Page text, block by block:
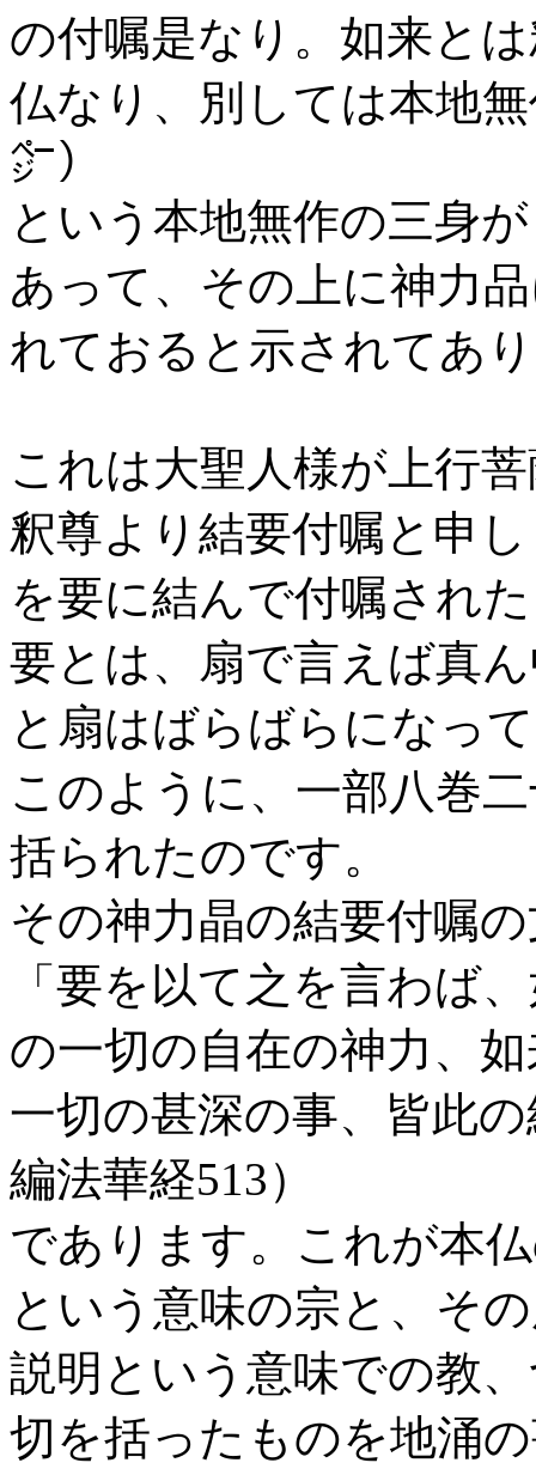
の付嘱是なり。如来と
仏なり、別しては本地
㌻）
という本地無作の三身
あって、その上に神力
れておると示されてあ
これは大聖人様が上行
釈尊より結要付嘱と申
を要に結んで付嘱され
要とは、扇で言えば真
と扇はばらばらになっ
このように、一部八巻
括られたのです。
その神力晶の結要付嘱
「要を以て之を言わば
の一切の自在の神力、
一切の甚深の事、皆此
編法華経513）
であります。これが本
という意味の宗と、そ
説明という意味での教
切を括ったものを地涌